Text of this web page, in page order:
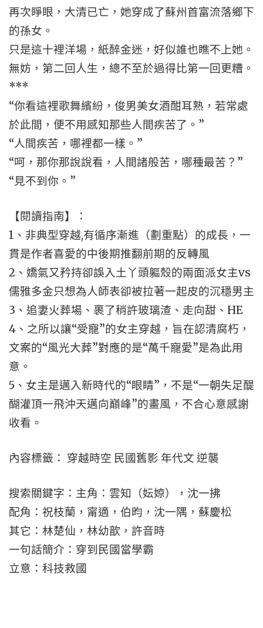
再次睜眼，大清已亡，她穿成了蘇州首富流落鄉下
的孫女。
只是這十裡洋場，紙醉金迷，好似誰也瞧不上她。
無妨，第二回人生，總不至於過得比第一回更糟。
***
“你看這裡歌舞繽紛，俊男美女酒酣耳熟，若常處
於此間，便不用感知那些人間疾苦了。”
“人間疾苦，哪裡都一樣。”
“呵，那你那說說看，人間諸般苦，哪種最苦？”
“見不到你。”
【閱讀指南】：
1、非典型穿越,有循序漸進（劃重點）的成長，一
貫是作者喜愛的中後期推翻前期的反轉風
2、嬌氣又矜持卻誤入土丫頭軀殼的兩面派女主vs
儒雅多金只想為人師表卻被拉著一起皮的沉穩男主
3、追妻火葬場、裹了稍許玻璃渣、走向甜、HE
4、之所以讓“受寵”的女主穿越，旨在認清腐朽，
文案的“風光大葬”對應的是“萬千寵愛”是為此用
意。
5、女主是邁入新時代的“眼睛”，不是“一朝失足醍
醐灌頂一飛沖天邁向巔峰”的畫風，不合心意感謝
收看。
內容標籤： 穿越時空 民國舊影 年代文 逆襲
搜索關鍵字：主角：雲知（妘婛），沈一拂
配角：祝枝蘭，甯適，伯昀，沈一隅，蘇慶松
其它：林楚仙，林幼歆，許音時
一句話簡介：穿到民國當學霸
立意：科技救國